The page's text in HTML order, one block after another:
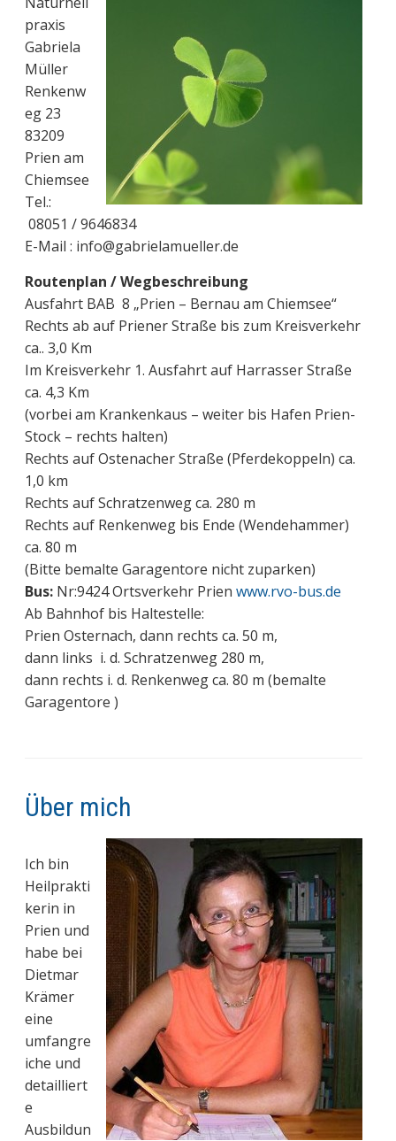
praxis
Gabriela
Müller
Renkenw
eg 23
83209
Prien am
Chiemsee
Tel.:
08051 / 9646834
E-Mail : info@gabrielamueller.de
Routenplan / Wegbeschreibung
Ausfahrt BAB 8 „Prien – Bernau am Chiemsee“
Rechts ab auf Priener Straße bis zum Kreisverkehr
ca.. 3,0 Km
Im Kreisverkehr 1. Ausfahrt auf Harrasser Straße
ca. 4,3 Km
(vorbei am Krankenkaus – weiter bis Hafen Prien-
Stock – rechts halten)
Rechts auf Ostenacher Straße (Pferdekoppeln) ca.
1,0 km
Rechts auf Schratzenweg ca. 280 m
Rechts auf Renkenweg bis Ende (Wendehammer)
ca. 80 m
(Bitte bemalte Garagentore nicht zuparken)
Bus:Nr:9424 Ortsverkehr Prien www.rvo-bus.de
Ab Bahnhof bis Haltestelle:
Prien Osternach, dann rechts ca. 50 m,
dann links i. d. Schratzenweg 280 m,
dann rechts i. d. Renkenweg ca. 80 m (bemalte
Garagentore )
Über mich
Ich bin
Heilprakti
kerin in
Prien und
habe bei
Dietmar
Krämer
eine
umfangre
iche und
detailliert
e
Ausbildun